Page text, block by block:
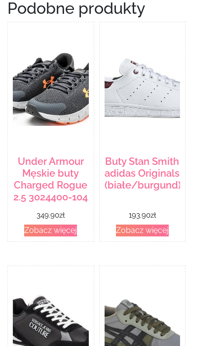
Podobne produkty
Under Armour
Męskie buty
Charged Rogue
2.5 3024400-104
349.90zł
Zobacz więcej
Buty Stan Smith
adidas Originals
(białe/burgund)
193.90zł
Zobacz więcej